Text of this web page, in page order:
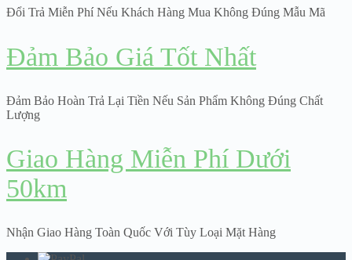
Đổi Trả Miễn Phí Nếu Khách Hàng Mua Không Đúng Mẫu Mã
Đảm Bảo Giá Tốt Nhất
Đảm Bảo Hoàn Trả Lại Tiền Nếu Sản Phẩm Không Đúng Chất
Lượng
Giao Hàng Miễn Phí Dưới
50km
Nhận Giao Hàng Toàn Quốc Với Tùy Loại Mặt Hàng